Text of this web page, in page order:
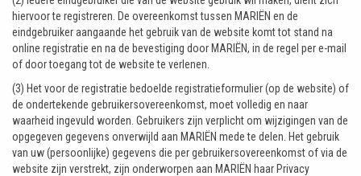
hiervoor te registreren. De overeenkomst tussen MARIËN en de
eindgebruiker aangaande het gebruik van de website komt tot stand na
online registratie en na de bevestiging door MARIËN, in de regel per e-mail
of door toegang tot de website te verlenen.
(3) Het voor de registratie bedoelde registratieformulier (op de website) of
de ondertekende gebruikersovereenkomst, moet volledig en naar
waarheid ingevuld worden. Gebruikers zijn verplicht om wijzigingen van de
opgegeven gegevens onverwijld aan MARIËN mede te delen. Het gebruik
van uw (persoonlijke) gegevens die per gebruikersovereenkomst of via de
website zijn verstrekt, zijn onderworpen aan MARIËN haar Privacy